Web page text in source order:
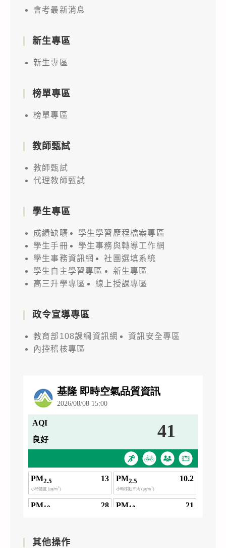
會考最新消息
新生專區
新生專區
榜單專區
榜單專區
教師甄試
教師甄試
代理教師甄試
學生專區
成績缺曠
學生學習歷程檔案專區
學生手冊
學生事務與轉導工作網
學生事務資訊網
社團選填系統
學生自主學習專區
新生專區
高三升學專區
線上授課專區
政令宣導專區
教育部108課綱資訊網
資訊安全專區
內控稽核專區
其他操作